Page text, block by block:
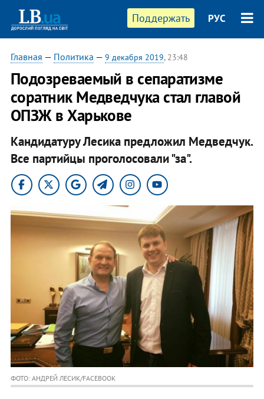
Поддержать РУС
Главная — Политика — 9 декабря 2019, 23:48
Подозреваемый в сепаратизме
соратник Медведчука стал главой
ОПЗЖ в Харькове
Кандидатуру Лесика предложил Медведчук.
Все партийцы проголосовали "за".
ФОТО: АНДРЕЙ ЛЕСИК/FACEBOOK